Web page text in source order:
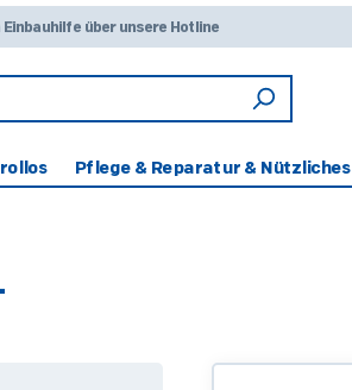
über unsere Hotline
Pflege & Reparatur & Nützliches